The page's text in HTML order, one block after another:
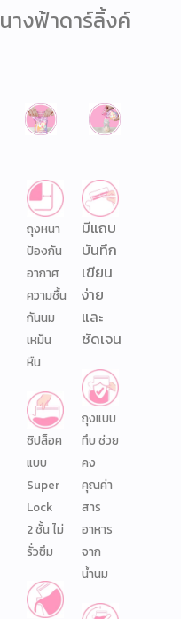
นางฟ้าดาร์ลิ้งค์
ถุงหนา
ป้องกัน
อากาศ
ความชื้น
กันนม
เหม็น
หืน
ซิปล็อค
แบบ
Super
Lock
2 ชั้น ไม่
รั่วซึม
มีแถบ
บันทึก
เขียน
ง่าย
และ
ชัดเจน
ถุงแบบ
ทึบ ช่วย
คง
คุณค่า
สาร
อาหาร
จาก
น้ำนม